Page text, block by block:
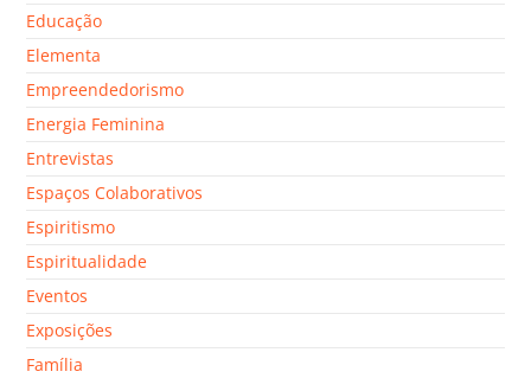
Educação
Elementa
Empreendedorismo
Energia Feminina
Entrevistas
Espaços Colaborativos
Espiritismo
Espiritualidade
Eventos
Exposições
Família